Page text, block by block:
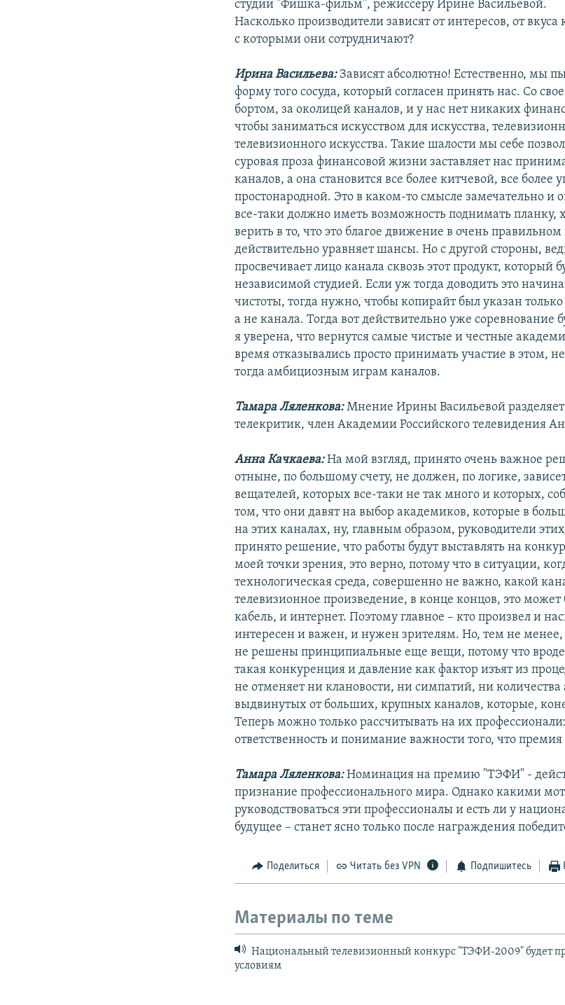
студии "Фишка-фильм", режиссеру Ирине Васильевой.
Насколько производители зависят от интересов, от
с которыми они сотрудничают?
Ирина Васильева: Зависят абсолютно! Естественно, мы
форму того сосуда, который согласен принять нас. Со
бортом, за околицей каналов, и у нас нет никаких
чтобы заниматься искусством для искусства,
телевизионного искусства. Такие шалости мы себе
суровая проза финансовой жизни заставляет нас
каналов, а она становится все более китчевой, все более
простонародной. Это в каком-то смысле замечательно и
все-таки должно иметь возможность поднимать планку,
верить в то, что это благое движение в очень
действительно уравняет шансы. Но с другой стороны,
просвечивает лицо канала сквозь этот продукт, который
независимой студией. Если уж тогда доводить это
чистоты, тогда нужно, чтобы копирайт был указан
а не канала. Тогда вот действительно уже соревнование
я уверена, что вернутся самые чистые и честные
время отказывались просто принимать участие в этом,
тогда амбициозным играм каналов.
Тамара Ляленкова:Мнение Ирины Васильевой разделяет
телекритик, член Академии Российского телевидения
Анна Качкаева:На мой взгляд, принято очень важное
отныне, по большому счету, не должен, по логике,
вещателей, которых все-таки не так много и которых,
том, что они давят на выбор академиков, которые в
на этих каналах, ну, главным образом, руководители
принято решение, что работы будут выставлять на
моей точки зрения, это верно, потому что в ситуации,
технологическая среда, совершенно не важно, какой
телевизионное произведение, в конце концов, это
кабель, и интернет. Поэтому главное – кто произвел и
интересен и важен, и нужен зрителям. Но, тем не менее,
не решены принципиальные еще вещи, потому что вроде
такая конкуренция и давление как фактор изъят из
не отменяет ни клановости, ни симпатий, ни
выдвинутых от больших, крупных каналов, которые,
Теперь можно только рассчитывать на их
ответственность и понимание важности того, что
Тамара Ляленкова:Номинация на премию "ТЭФИ" -
признание профессионального мира. Однако какими
руководствоваться эти профессионалы и есть ли у
будущее – станет ясно только после награждения
Поделиться Читать без VPN Подпишитесь
Материалы по теме
Национальный телевизионный конкурс "ТЭФИ-2009" будет
условиям